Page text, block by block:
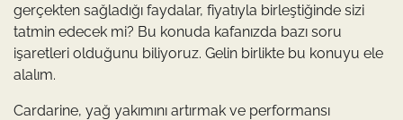
gerçekten sağladığı faydalar, fiyatıyla birleştiğinde sizi
tatmin edecek mi? Bu konuda kafanızda bazı soru
işaretleri olduğunu biliyoruz. Gelin birlikte bu konuyu ele
alalım.
Cardarine, yağ yakımını artırmak ve performansı